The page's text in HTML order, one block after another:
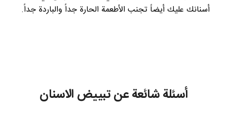
أسنانك عليك أيضاً تجنب الأطعمة الحارة جداً والباردة جداً.
أسئلة شائعة عن تبييض الاسنان